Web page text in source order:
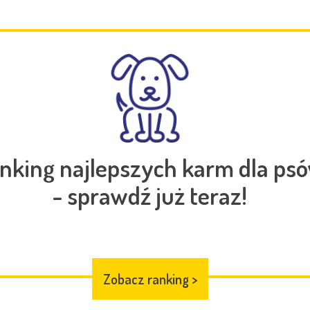
najlepszych karm dla
- sprawdź już teraz!
Zobacz ranking >